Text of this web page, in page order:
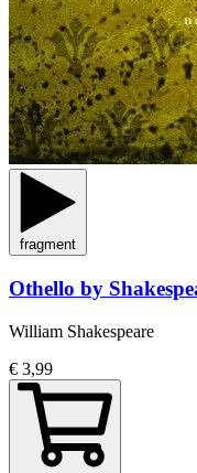
fragment
Othello by
William Shakespeare
€ 3,99